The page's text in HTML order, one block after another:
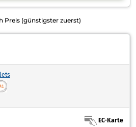
Preis (günstigster zuerst)
EC-Karte